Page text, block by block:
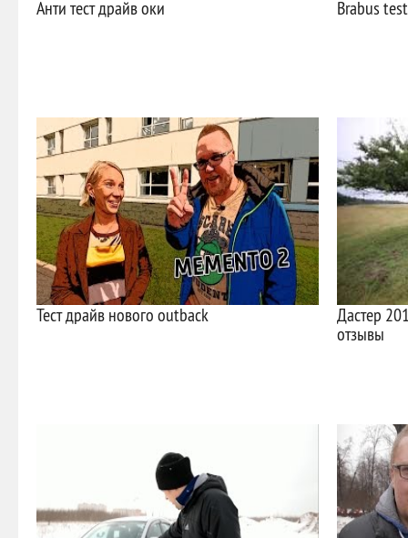
Анти тест драйв оки Brabus
Тест драйв нового outback
Дастер
отзывы